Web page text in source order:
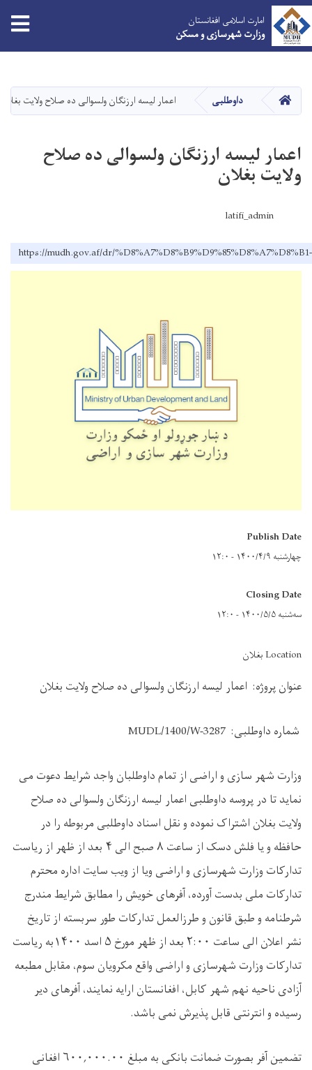
main
content
امارت اسلامی افغانستان
وزارت شهرسازی و مسکن
HOME داوطلبی اعمار لیسه ارزنگان ولسوالی ده صلاح ولایت بغلان
اعمار لیسه ارزنگان ولسوالی ده صلاح
ولایت بغلان
latifi_admin
https://mudh.gov.af/dr/
Publish Date
چهارشنبه ۱۴۰۰/۴/۹ - ۱۲:۰
Closing Date
سه‌شنبه ۱۴۰۰/۵/۵ - ۱۲:۰
Location بغلان
عنوان پروژه: اعمار لیسه ارزنگان ولسوالی ده صلاح ولایت بغلان
شماره داوطلبی: MUDL/1400/W-3287
وزارت شهر سازی و اراضی از تمام داوطلبان واجد شرایط دعوت می
نماید تا در پروسه داوطلبی اعمار لیسه ارزنگان ولسوالی ده صلاح
ولایت بغلان اشتراک نموده و نقل اسناد داوطلبی مربوطه را در
حافظه و یا فلش دسک از ساعت ۸ صبح الی ۴ بعد از ظهر از ریاست
تدارکات وزارت شهرسازی و اراضی ویا از ویب سایت اداره محترم
تدارکات ملی بدست آورده، آفرهای خویش را مطابق شرایط مندرج
شرطنامه و طبق قانون و طرزالعمل تدارکات طور سربسته از تاریخ
نشر اعلان الی ساعت ۲:۰۰ بعد از ظهر مورخ ۵ اسد ۱۴۰۰به ریاست
تدارکات وزارت شهرسازی و اراضی واقع مکرویان سوم، مقابل مطبعه
آزادی ناحیه نهم شهر کابل، افغانستان ارایه نمایند، آفرهای دیر
رسیده و انترنتی قابل پذیرش نمی باشد.
تضمین آفر بصورت ضمانت بانکی به مبلغ ۶۰۰,۰۰۰.۰۰ افغانی